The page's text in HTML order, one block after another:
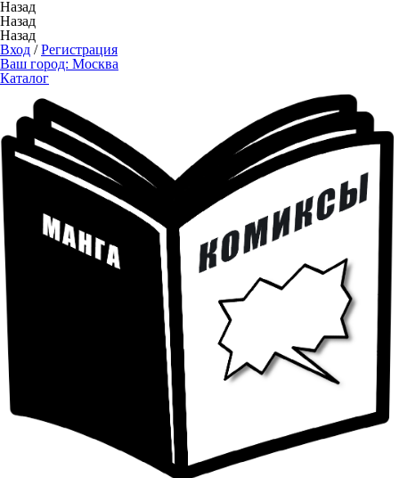
Назад
Назад
Назад
Вход /Регистрация
Ваш город: Москва
Каталог